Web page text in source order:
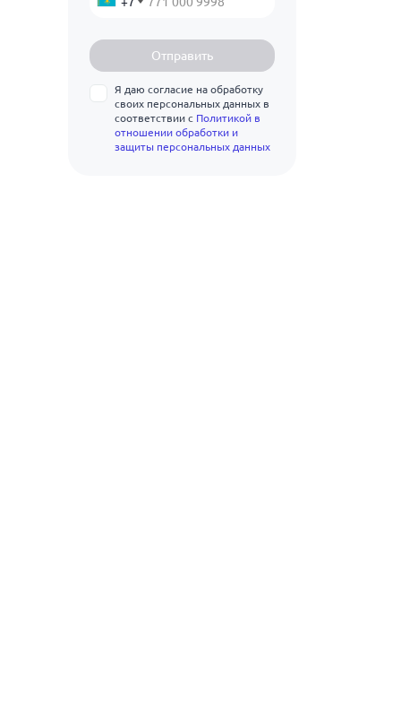
842
945
1048
1256
500
СЧ25
СЧ30
СЧ35
Отправить
Я даю согласие на обработку
своих персональных данных в
соответствии с Политикой в
отношении обработки и
защиты персональных данных